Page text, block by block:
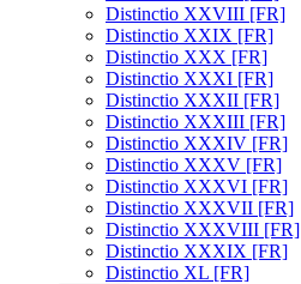
Distinctio XXVIII [FR]
Distinctio XXIX [FR]
Distinctio XXX [FR]
Distinctio XXXI [FR]
Distinctio XXXII [FR]
Distinctio XXXIII [FR]
Distinctio XXXIV [FR]
Distinctio XXXV [FR]
Distinctio XXXVI [FR]
Distinctio XXXVII [FR]
Distinctio XXXVIII [FR]
Distinctio XXXIX [FR]
Distinctio XL [FR]